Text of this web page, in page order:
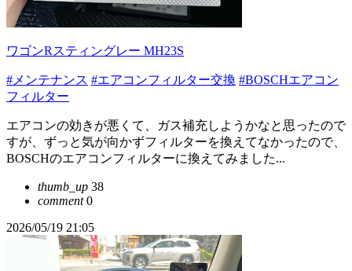
ワゴンRスティングレー MH23S
#メンテナンス #エアコンフィルター交換 #BOSCHエアコン
フィルター
エアコンの効きが悪くて、ガス補充しようかなと思ったので
すが、ずっと気が向かずフィルターを換えてなかったので、
BOSCHのエアコンフィルターに換えてみました...
thumb_up 38
comment0
2026/05/19 21:05